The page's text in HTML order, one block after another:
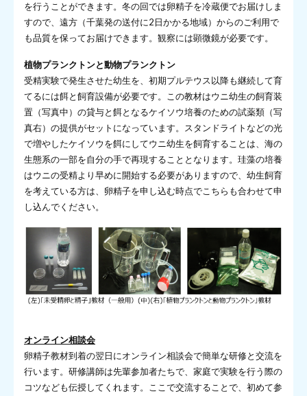
を行うことができます。冬の回では卵精子を冷蔵便でお届けしま
すので、遠方（千葉発の送付に2日かかる地域）からのご利用で
も品質を保ってお届けできます。観察には顕微鏡が必要です。
植物プランクトンと動物プランクトン
受精実験で発生させた幼生を、初期プルテウス以降も継続して育
てるには餌と飼育設備が必要です。この教材はウニ幼生の飼育装
置（写真中）の貸与と餌となるケイソウ培養のための試薬類（写
真右）の提供がセットになっています。スタンドライトなどの光
で増やしたケイソウを餌にしてウニ幼生を飼育することは、海の
生態系の一部を自分の手で再現することとなります。珪藻の培養
はウニの受精より早めに開始する必要がありますので、幼生飼育
を考えている方は、卵精子を申し込む時点でこちらも合わせて申
し込んでください。
オンライン相談会
卵精子教材到着の翌日にオンライン相談会で簡単な研修と交流を
行います。研修講師は先輩参加者たちで、家庭で実験を行う際の
コツなども伝授してくれます。ここで交流することで、初めて参